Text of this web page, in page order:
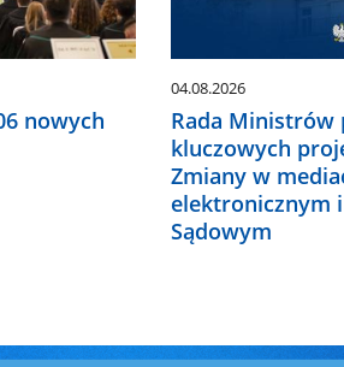
nowych
04.08.2026
Rada Ministrów
kluczowych
Zmiany w
elektronicznym
Sądowym